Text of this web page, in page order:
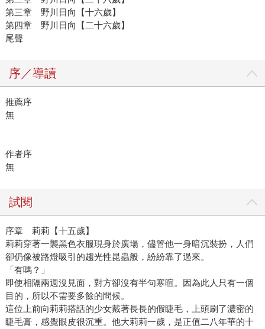
第三章 野川日向【十六歲】
第四章 野川日向【二十六歲】
尾聲
序／導讀
推薦序
無
作者序
無
試閱
序章 莉莉【十五歲】
莉莉穿著一襲黑色衣服現身於廣場，儘管他一身暗沉裝扮，人們
卻仍像被路燈吸引的趨光性昆蟲般，紛紛靠了過來。
「有嗎？」
即使相隔兩週沒見面，對方卻沒有半句寒暄。因為此人只有一個
目的，所以不需要多餘的問候。
這位上前向莉莉搭話的少女戴著長長的假睫毛，上頭刷了濃密的
睫毛膏，感覺眼皮很沉重。他大莉莉一歲，是正值二八年華的十